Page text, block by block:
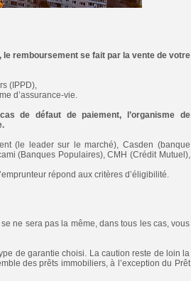
remboursement se fait par la vente de votre
(IPPD),
d’assurance-vie.
de défaut de paiement, l’organisme de
(le leader sur le marché), Casden (banque
(Banques Populaires), CMH (Crédit Mutuel),
répond aux critères d’éligibilité.
ne sera pas la même, dans tous les cas, vous
de garantie choisi. La caution reste de loin la
des prêts immobiliers, à l’exception du Prêt